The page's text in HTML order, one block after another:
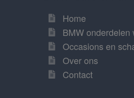
Home
BMW onderdelen
Occasions en
Over ons
Contact